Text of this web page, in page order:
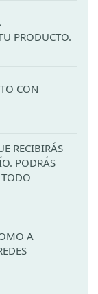
PRODUCTO.
CON
RECIBIRÁS
PODRÁS
A